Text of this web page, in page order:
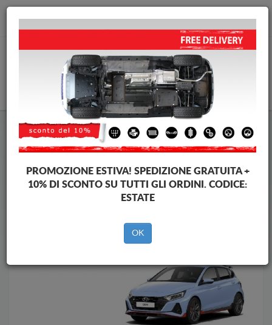
info@piastraparamotore.com
Piastra paramotore di acciaio Hyundai
Piastra paramotore di acciaio Hyundai i20
Brands
Brands
PROMOZIONE ESTIVA! SPEDIZIONE GRATUITA +
10% DI SCONTO SU TUTTI GLI ORDINI. CODICE:
ESTATE
OK